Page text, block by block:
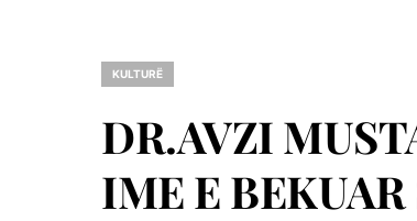
KULTURË
DR.AVZI
IME E